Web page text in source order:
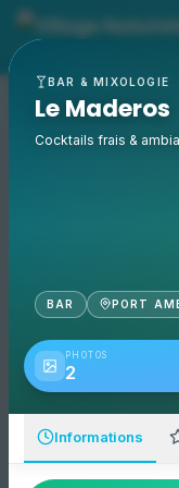
Événements Le
Le Maderos- Village
🔥 LE MADEROS
Adresse : Av. de
BAR & MIXOLOGIE
Le Maderos
Cocktails frais &
BAR PORT
PHOTOS
2
Informations